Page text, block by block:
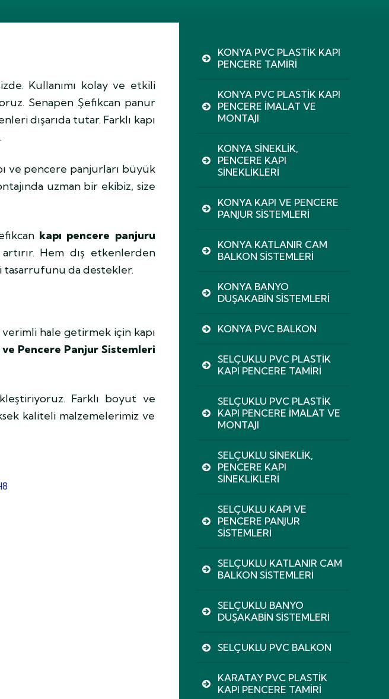
Kullanımı kolay ve etkili
Senapen Şefikcan panur
dışarıda tutar. Farklı kapı
ve pencere panjurları büyük
uzman bir ekibiz, size
kapı pencere panjuru
Hem dış etkenlerden
tasarrufunu da destekler.
hale getirmek için kapı
ve Pencere Panjur Sistemleri
Farklı boyut ve
kaliteli malzemelerimiz ve
KONYA PVC PLASTIK KAPI
PENCERE TAMIRI
KONYA PVC PLASTIK KAPI
PENCERE İMALAT VE
MONTAJI
KONYA SINEKLIK,
PENCERE KAPI
SINEKLIKLERI
KONYA KAPI VE PENCERE
PANJUR SISTEMLERI
KONYA KATLANIR CAM
BALKON SISTEMLERI
KONYA BANYO
DUŞAKABIN SISTEMLERI
KONYA PVC BALKON
SELÇUKLU PVC PLASTIK
KAPI PENCERE TAMIRI
SELÇUKLU PVC PLASTIK
KAPI PENCERE İMALAT VE
MONTAJI
SELÇUKLU SINEKLIK,
PENCERE KAPI
SINEKLIKLERI
SELÇUKLU KAPI VE
PENCERE PANJUR
SISTEMLERI
SELÇUKLU KATLANIR CAM
BALKON SISTEMLERI
SELÇUKLU BANYO
DUŞAKABIN SISTEMLERI
SELÇUKLU PVC BALKON
KARATAY PVC PLASTIK
KAPI PENCERE TAMIRI